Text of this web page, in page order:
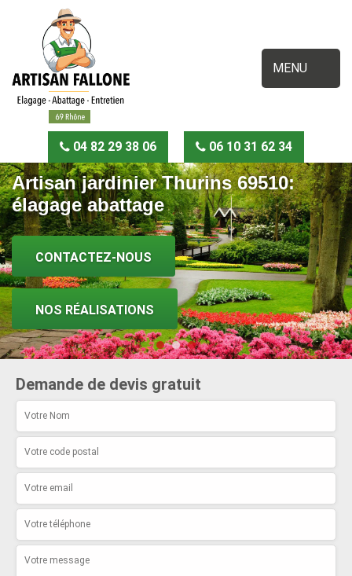
MENU
04 82 29 38 06 06 10 31 62 34
Artisan jardinier Thurins 69510:
élagage abattage
CONTACTEZ-NOUS
NOS RÉALISATIONS
Demande de devis gratuit